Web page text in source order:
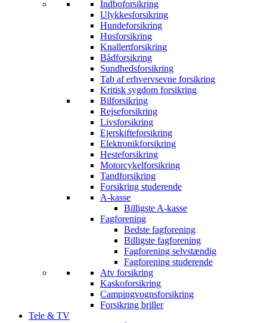
Indboforsikring
Ulykkesforsikring
Hundeforsikring
Husforsikring
Knallertforsikring
Bådforsikring
Sundhedsforsikring
Tab af erhvervsevne forsikring
Kritisk sygdom forsikring
Bilforsikring
Rejseforsikring
Livsforsikring
Ejerskifteforsikring
Elektronikforsikring
Hesteforsikring
Motorcykelforsikring
Tandforsikring
Forsikring studerende
A-kasse
Billigste A-kasse
Fagforening
Bedste fagforening
Billigste fagforening
Fagforening selvstændig
Fagforening studerende
Atv forsikring
Kaskoforsikring
Campingvognsforsikring
Forsikring briller
Tele & TV